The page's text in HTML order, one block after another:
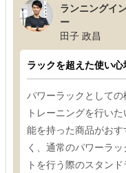
ランニングイ
ー
田子 政昌
ラックを超えた使い
パワーラックとして
トレーニングを行い
能を持った商品がお
く、通常のパワーラ
トを行う際のスタン